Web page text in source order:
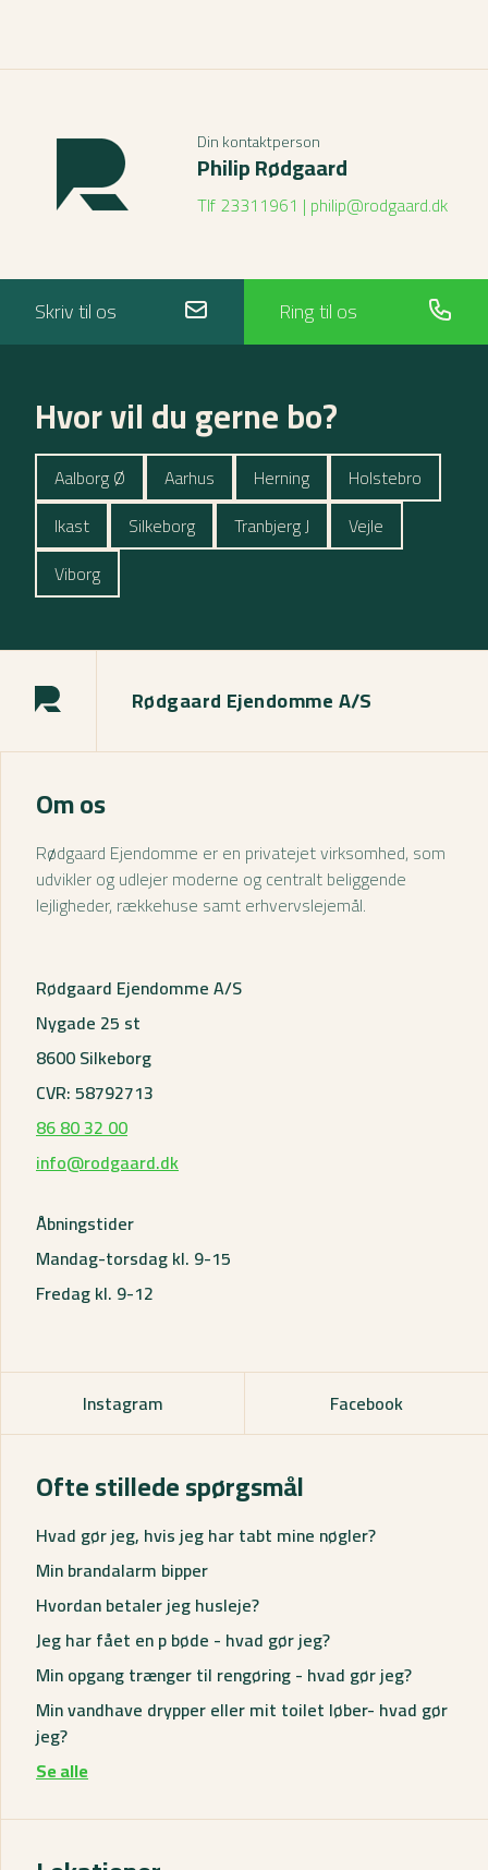
Din kontaktperson
Philip Rødgaard
Tlf 23311961 | philip@rodgaard.dk
Skriv til os Ring til os
Hvor vil du gerne bo?
Aalborg Ø Aarhus Herning
Holstebro
Ikast
Silkeborg Tranbjerg J
Vejle
Viborg
Rødgaard Ejendomme A/S
Om os
Rødgaard Ejendomme er en privatejet virksomhed, som
udvikler og udlejer moderne og centralt beliggende
lejligheder, rækkehuse samt erhvervslejemål.
Rødgaard Ejendomme A/S
Nygade 25 st
8600 Silkeborg
CVR: 58792713
86 80 32 00
info@rodgaard.dk
Åbningstider
Mandag-torsdag kl. 9-15
Fredag kl. 9-12
Instagram Facebook
Ofte stillede spørgsmål
Hvad gør jeg, hvis jeg har tabt mine nøgler?
Min brandalarm bipper
Hvordan betaler jeg husleje?
Jeg har fået en p bøde - hvad gør jeg?
Min opgang trænger til rengøring - hvad gør jeg?
Min vandhave drypper eller mit toilet løber- hvad gør
jeg?
Se alle